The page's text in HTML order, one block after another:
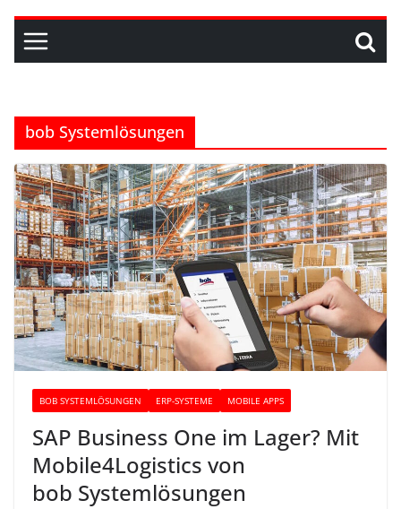
bob Systemlösungen
BOB SYSTEMLÖSUNGEN ERP-SYSTEME MOBILE APPS
SAP Business One im Lager? Mit
Mobile4Logistics von
bob Systemlösungen